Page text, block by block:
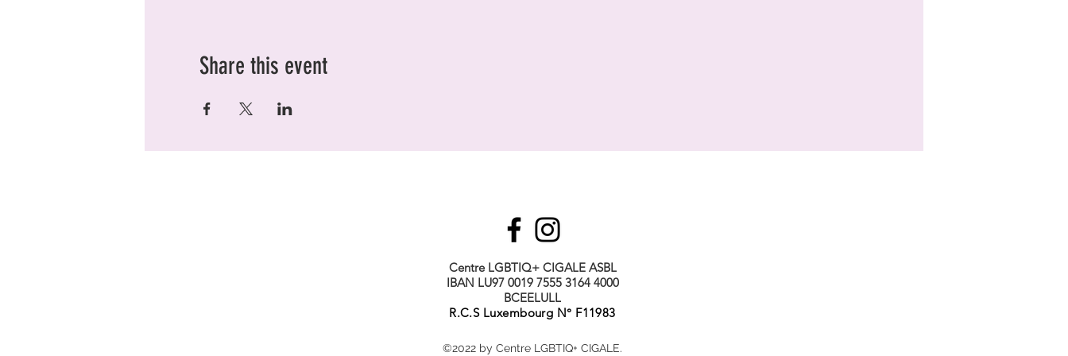
Share this event
Centre LGBTIQ+ CIGALE ASBL
IBAN LU97 0019 7555 3164 4000
BCEELULL
R.C.S Luxembourg N° F11983
©2022 by Centre LGBTIQ+ CIGALE.